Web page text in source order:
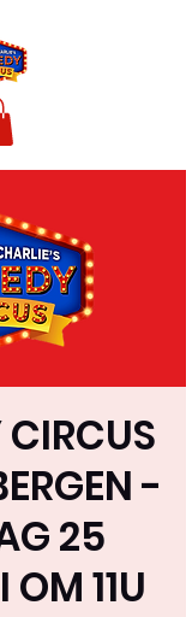
-
25
11U